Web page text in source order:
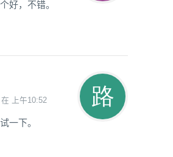
好，不错。
上午10:52
一下。